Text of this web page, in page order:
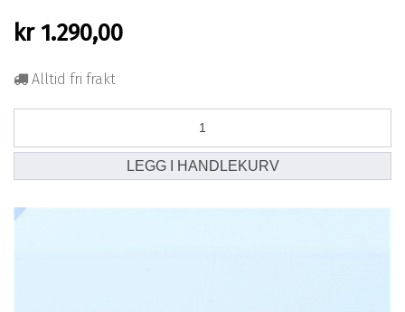
kr1.290,00
Alltid fri frakt
8.
(6
LEGG I HANDLEKURV